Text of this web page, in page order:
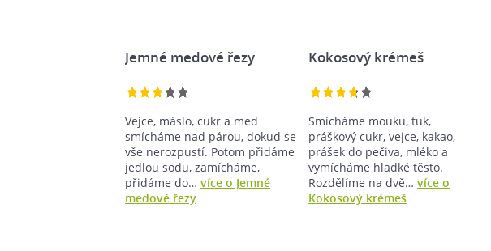
Jemné medové řezy
Vejce, máslo, cukr a med
smícháme nad párou, dokud se
vše nerozpustí. Potom přidáme
jedlou sodu, zamícháme,
přidáme do… více o Jemné
medové řezy
Kokosový krémeš
Smícháme mouku, tuk,
práškový cukr, vejce, kakao,
prášek do pečiva, mléko a
vymícháme hladké těsto.
Rozdělíme na dvě…více o
Kokosový krémeš